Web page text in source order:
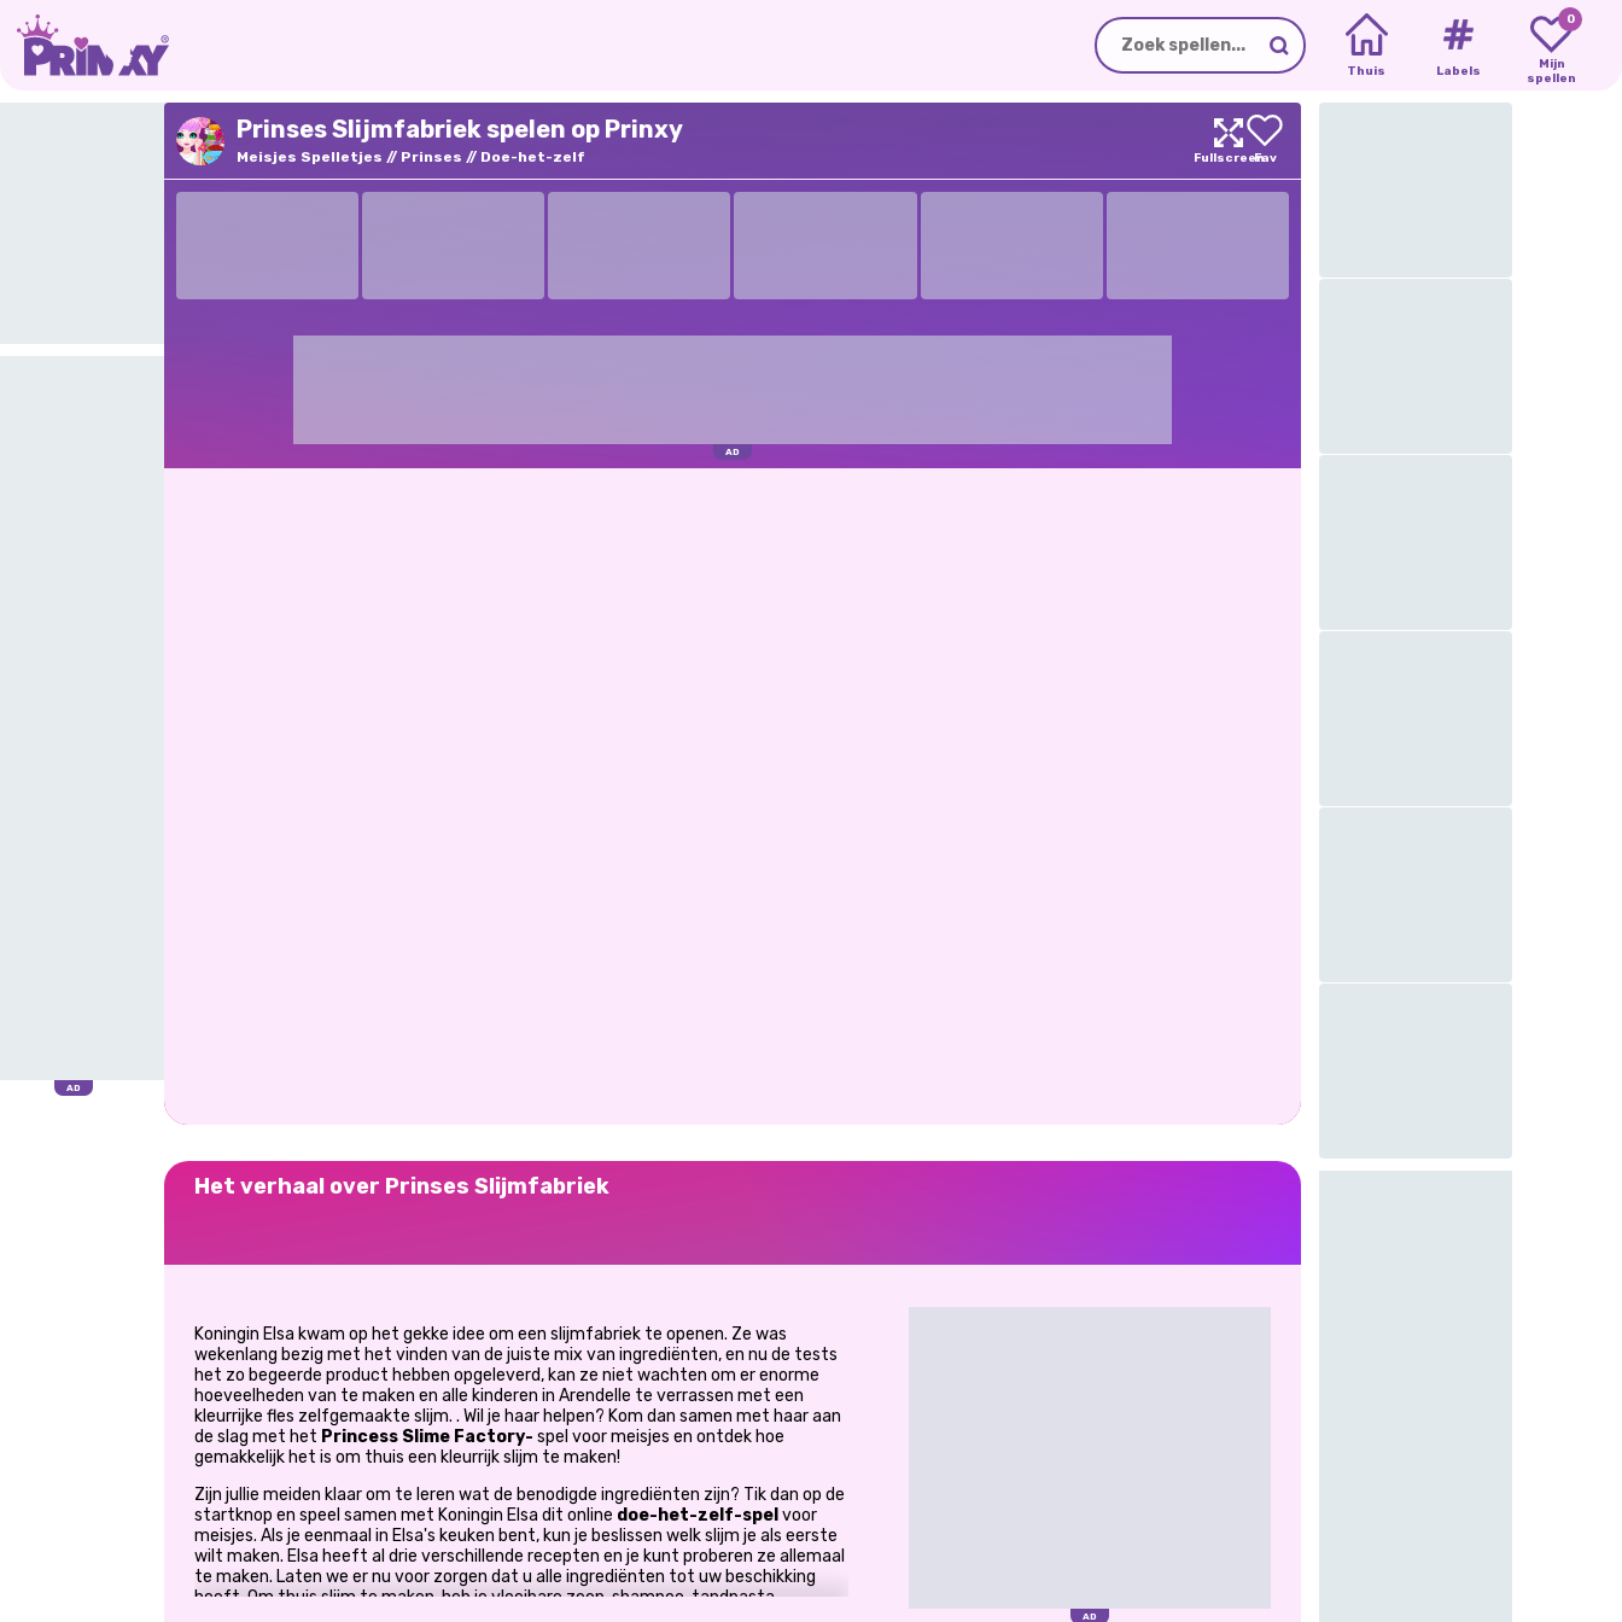
Thuis Labels
0
Mijn
spellen
Prinses Slijmfabriek spelen op Prinxy
Meisjes Spelletjes Prinses Doe-het-zelf
Het verhaal over Prinses Slijmfabriek
Koningin Elsa kwam op het gekke idee om een slijmfabriek te openen. Ze was
wekenlang bezig met het vinden van de juiste mix van ingrediënten, en nu de tests
het zo begeerde product hebben opgeleverd, kan ze niet wachten om er enorme
hoeveelheden van te maken en alle kinderen in Arendelle te verrassen met een
kleurrijke fles zelfgemaakte slijm. . Wil je haar helpen? Kom dan samen met haar aan
de slag met het Princess Slime Factory- spel voor meisjes en ontdek hoe
gemakkelijk het is om thuis een kleurrijk slijm te maken!
Zijn jullie meiden klaar om te leren wat de benodigde ingrediënten zijn? Tik dan op de
startknop en speel samen met Koningin Elsa dit online doe-het-zelf-spel voor
meisjes. Als je eenmaal in Elsa's keuken bent, kun je beslissen welk slijm je als eerste
wilt maken. Elsa heeft al drie verschillende recepten en je kunt proberen ze allemaal
te maken. Laten we er nu voor zorgen dat u alle ingrediënten tot uw beschikking
heeft. Om thuis slijm te maken, heb je vloeibare zeep, shampoo, tandpasta,